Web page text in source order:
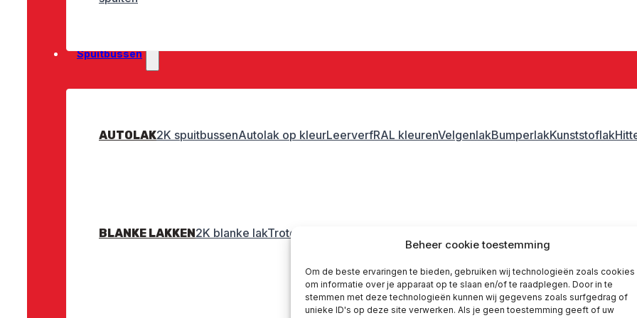
Beheer cookie toestemming
Om de beste ervaringen te bieden, gebruiken wij technologieën zoals cookies
om informatie over je apparaat op te slaan en/of te raadplegen. Door in te
stemmen met deze technologieën kunnen wij gegevens zoals surfgedrag of
unieke ID's op deze site verwerken. Als je geen toestemming geeft of uw
Spuitbussen
AUTOLAK2K spuitbussenAutolak op kleurLeerverfRAL kleurenVelgenlakBumperlakKunststoflak
BLANKE LAKKEN2K blanke lakTroton blank lak